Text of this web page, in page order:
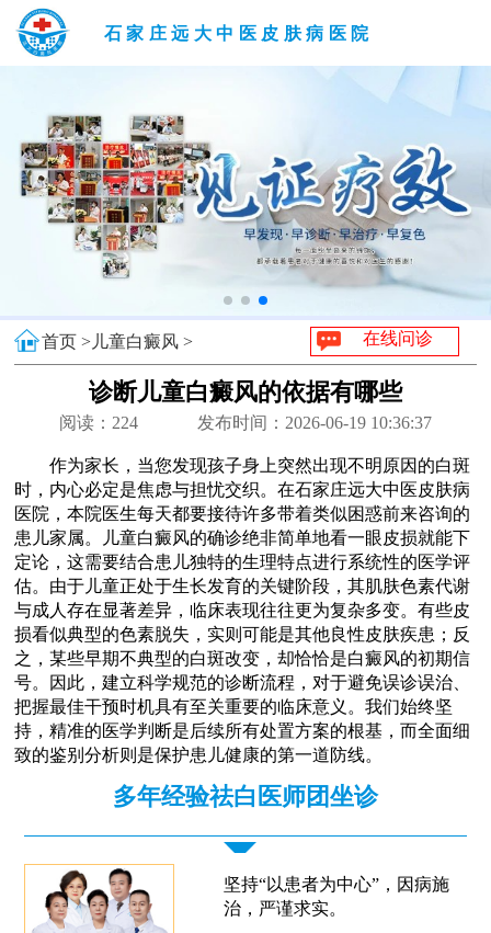
石家庄远大中医皮肤病医院
首页 > 儿童白癜风 > 在线问诊
诊断儿童白癜风的依据有哪些
阅读： 224 发布时间：2026-06-19 10:36:37
作为家长，当您发现孩子身上突然出现不明原因的白斑
时，内心必定是焦虑与担忧交织。在石家庄远大中医皮肤病
医院，本院医生每天都要接待许多带着类似困惑前来咨询的
患儿家属。儿童白癜风的确诊绝非简单地看一眼皮损就能下
定论，这需要结合患儿独特的生理特点进行系统性的医学评
估。由于儿童正处于生长发育的关键阶段，其肌肤色素代谢
与成人存在显著差异，临床表现往往更为复杂多变。有些皮
损看似典型的色素脱失，实则可能是其他良性皮肤疾患；反
之，某些早期不典型的白斑改变，却恰恰是白癜风的初期信
号。因此，建立科学规范的诊断流程，对于避免误诊误治、
把握最佳干预时机具有至关重要的临床意义。我们始终坚
持，精准的医学判断是后续所有处置方案的根基，而全面细
致的鉴别分析则是保护患儿健康的第一道防线。
多年经验祛白医师团坐诊
坚持“以患者为中心”，因病施
治，严谨求实。